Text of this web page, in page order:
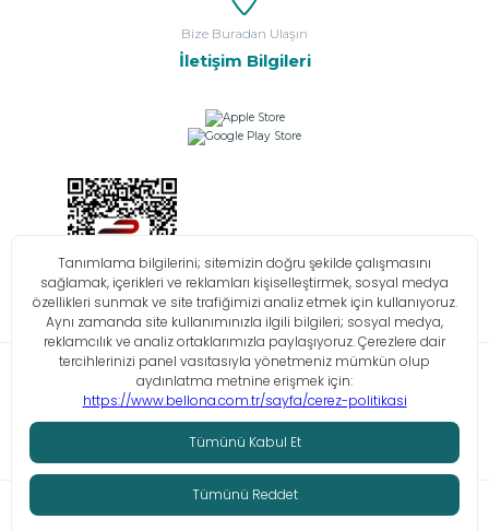
Bize Buradan Ulaşın
İletişim Bilgileri
Bilgi Toplumu Hizmetleri KVKK Çerez Politikası İşlem Rehberi